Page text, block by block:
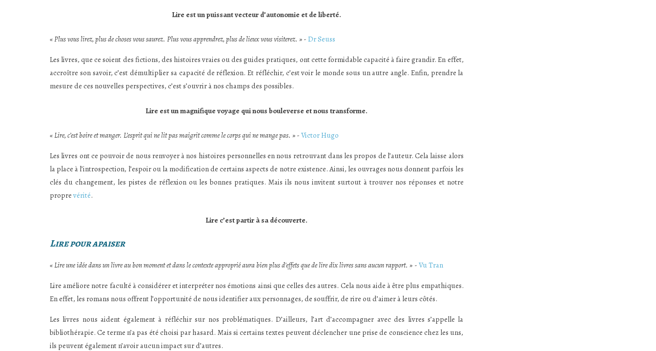
Lire est un puissant vecteur d’autonomie et de liberté.
« Plus vous lirez, plus de choses vous saurez. Plus vous apprendrez, plus de lieux vous visiterez. » - Dr Seuss
Les livres, que ce soient des fictions, des histoires vraies ou des guides pratiques, ont cette formidable capacité à faire grandir. En effet,
accroître son savoir, c’est démultiplier sa capacité de réflexion. Et réfléchir, c’est voir le monde sous un autre angle. Enfin, prendre la
mesure de ces nouvelles perspectives, c’est s’ouvrir à nos champs des possibles.
Lire est un magnifique voyage qui nous bouleverse et nous transforme.
« Lire, c’est boire et manger. L’esprit qui ne lit pas maigrit comme le corps qui ne mange pas. » - Victor Hugo
Les livres ont ce pouvoir de nous renvoyer à nos histoires personnelles en nous retrouvant dans les propos de l’auteur. Cela laisse alors
la place à l’introspection, l’espoir ou la modification de certains aspects de notre existence. Ainsi, les ouvrages nous donnent parfois les
clés du changement, les pistes de réflexion ou les bonnes pratiques. Mais ils nous invitent surtout à trouver nos réponses et notre
proprevérité.
Lire c’est partir à sa découverte.
Lire pour apaiser
« Lire une idée dans un livre au bon moment et dans le contexte approprié aura bien plus d'effets que de lire dix livres sans aucun rapport. » - Vu Tran
Lire améliore notre faculté à considérer et interpréter nos émotions ainsi que celles des autres. Cela nous aide à être plus empathiques.
En effet, les romans nous offrent l’opportunité de nous identifier aux personnages, de souffrir, de rire ou d’aimer à leurs côtés.
Les livres nous aident également à réfléchir sur nos problématiques. D’ailleurs, l’art d’accompagner avec des livres s’appelle la
bibliothérapie. Ce terme n’a pas été choisi par hasard. Mais si certains textes peuvent déclencher une prise de conscience chez les uns,
ils peuvent également n’avoir aucun impact sur d’autres.